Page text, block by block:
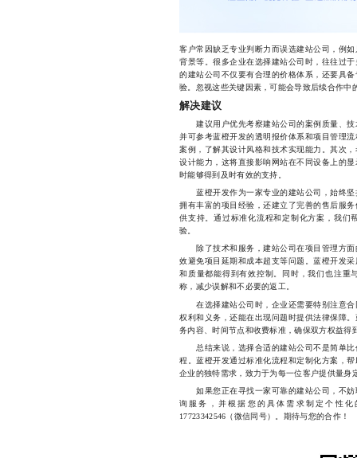
客户常因缺乏专业判断力而误选建站公司，例
背景等。很多企业在选择建站公司时，往往过
的建站公司不仅要有合理的价格体系，还要具
验。忽视这些关键因素，可能会导致后续合作中
解决建议
建议用户优先考察建站公司的案例质量、技
并可参考蓝橙开发的透明报价体系和项目管理
案例，了解其设计风格和技术实现能力。其次
设计能力，这将直接影响网站在不同设备上的
时能够得到及时有效的支持。
蓝橙开发作为一家专业的建站公司，始终坚
拥有丰富的项目经验，还建立了完善的售后服
供支持。通过标准化流程和定制化方案，我们
验。
除了技术和服务，建站公司在项目管理方面
效避免项目延期和成本超支等问题。蓝橙开发
和质量都能得到有效控制。同时，我们也注重
称，减少误解和不必要的返工。
在选择建站公司时，企业还需要特别注意合
权利和义务，还能在出现问题时提供法律保障
务内容、时间节点和收费标准，确保双方权益得
总结来说，选择合适的建站公司不是简单比
程。蓝橙开发通过标准化流程和定制化方案，
企业的独特需求，致力于为每一位客户提供量
如果您正在寻找一家可靠的建站公司，不妨
询服务，并根据您的具体需求制定个性
17723342546（微信同号）。期待与您的合作！